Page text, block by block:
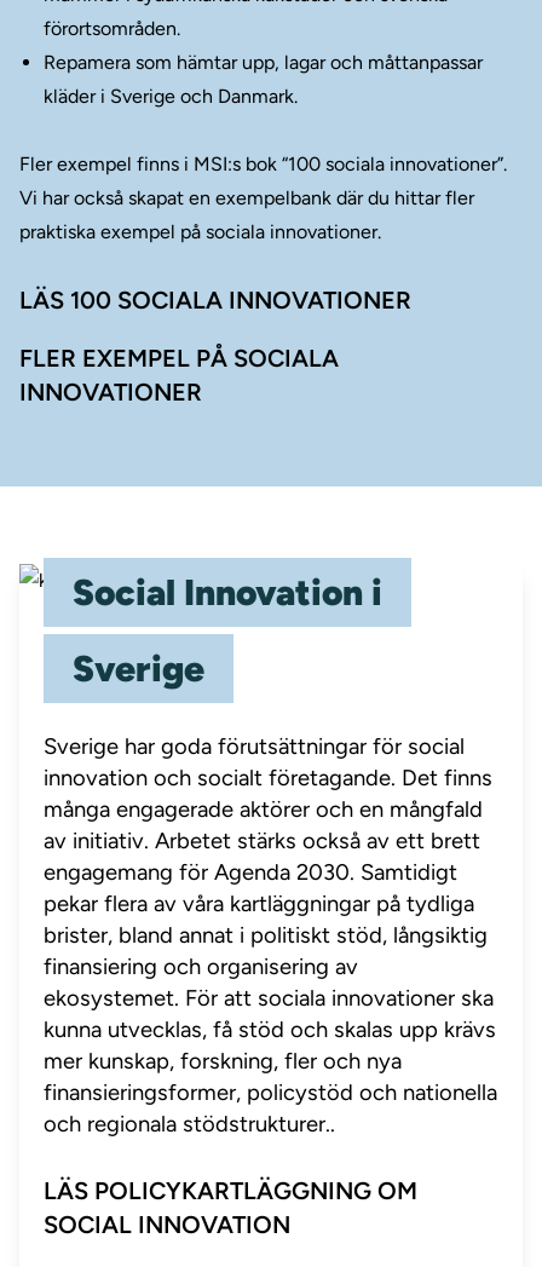
förortsområden.
Repamera som hämtar upp, lagar och måttanpassar
kläder i Sverige och Danmark.
Fler exempel finns i MSI:s bok “100 sociala innovationer”.
Vi har också skapat en exempelbank där du hittar fler
praktiska exempel på sociala innovationer.
LÄS 100 SOCIALA INNOVATIONER
FLER EXEMPEL PÅ SOCIALA
INNOVATIONER
Social Innovation i
Sverige
Sverige har goda förutsättningar för social
innovation och socialt företagande. Det finns
många engagerade aktörer och en mångfald
av initiativ. Arbetet stärks också av ett brett
engagemang för Agenda 2030. Samtidigt
pekar flera av våra kartläggningar på tydliga
brister, bland annat i politiskt stöd, långsiktig
finansiering och organisering av
ekosystemet. För att sociala innovationer ska
kunna utvecklas, få stöd och skalas upp krävs
mer kunskap, forskning, fler och nya
finansieringsformer, policystöd och nationella
och regionala stödstrukturer..
LÄS POLICYKARTLÄGGNING OM
SOCIAL INNOVATION